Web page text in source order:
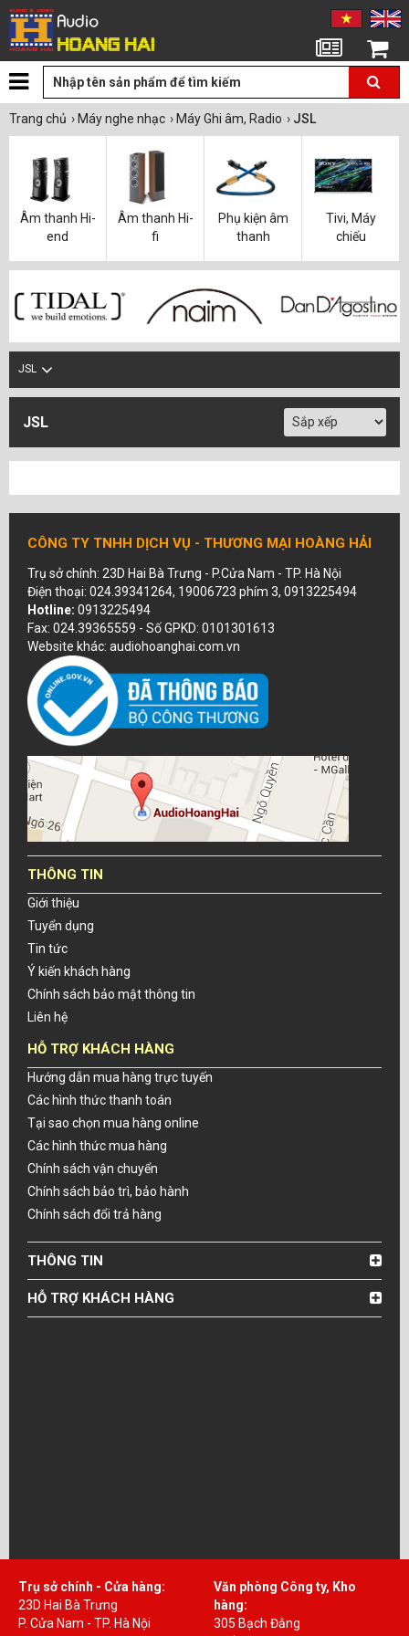
Giỏ hàng
Trang chủ › Máy nghe nhạc › Máy Ghi âm, Radio › JSL
Âm thanh Hi-
end
Âm thanh Hi-
fi
Phụ kiện âm
thanh
Tivi, Máy
chiếu
JSL
JSL
CÔNG TY TNHH DỊCH VỤ - THƯƠNG MẠI HOÀNG HẢI
Trụ sở chính: 23D Hai Bà Trưng - P.Cửa Nam - TP. Hà Nội
Điện thoại: 024.39341264, 19006723 phím 3, 0913225494
Hotline: 0913225494
Fax: 024.39365559 - Số GPKD: 0101301613
Website khác: audiohoanghai.com.vn
THÔNG TIN
Giới thiệu
Tuyển dụng
Tin tức
Ý kiến khách hàng
Chính sách bảo mật thông tin
Liên hệ
HỖ TRỢ KHÁCH HÀNG
Hướng dẫn mua hàng trực tuyến
Các hình thức thanh toán
Tại sao chọn mua hàng online
Các hình thức mua hàng
Chính sách vận chuyển
Chính sách bảo trì, bảo hành
Chính sách đổi trả hàng
THÔNG TIN
HỖ TRỢ KHÁCH HÀNG
Trụ sở chính - Cửa hàng:
23D Hai Bà Trưng
P. Cửa Nam - TP. Hà Nội
Văn phòng Công ty, Kho
hàng:
305 Bạch Đằng